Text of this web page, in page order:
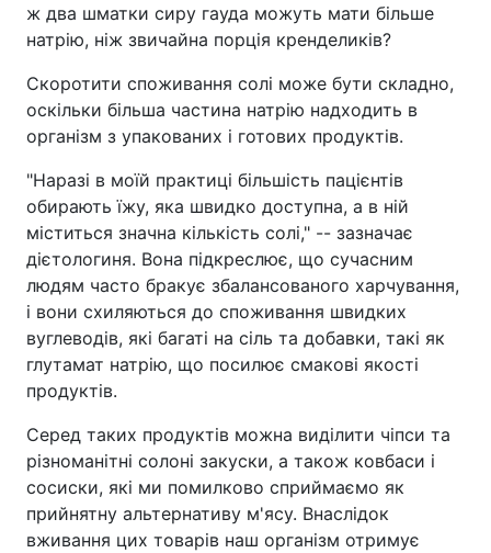
ж два шматки сиру гауда можуть мати більше
натрію, ніж звичайна порція кренделиків?
Скоротити споживання солі може бути складно,
оскільки більша частина натрію надходить в
організм з упакованих і готових продуктів.
"Наразі в моїй практиці більшість пацієнтів
обирають їжу, яка швидко доступна, а в ній
міститься значна кількість солі," -- зазначає
дієтологиня. Вона підкреслює, що сучасним
людям часто бракує збалансованого харчування,
і вони схиляються до споживання швидких
вуглеводів, які багаті на сіль та добавки, такі як
глутамат натрію, що посилює смакові якості
продуктів.
Серед таких продуктів можна виділити чіпси та
різноманітні солоні закуски, а також ковбаси і
сосиски, які ми помилково сприймаємо як
прийнятну альтернативу м'ясу. Внаслідок
вживання цих товарів наш організм отримує